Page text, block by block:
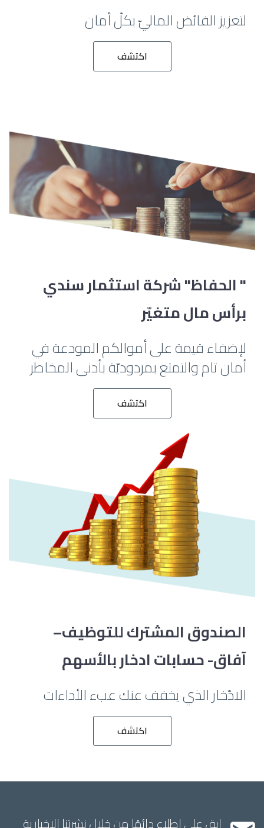
لتعزيز الفائض الماليّ بكلّ أمان
اكتشف
" الحفاظ" شركة استثمار سندي
برأس مال متغيّر
لإضفاء قيمة على أموالكم المودعة في
أمان تام والتمتع بمردوديّة بأدنى المخاطر
اكتشف
الصندوق المشترك للتوظيف–
آفاق- حسابات ادخار بالأسهم
الادّخار الذي يخفف عنك عبء الأداءات
اكتشف
ابق على اطلاع دائمًا من خلال نشرتنا الإخبارية